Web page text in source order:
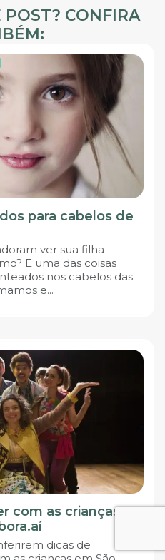
POST? CONFIRA
para cabelos de
ver sua filha
E uma das coisas
nos cabelos das
e...
com as crianças
dicas de